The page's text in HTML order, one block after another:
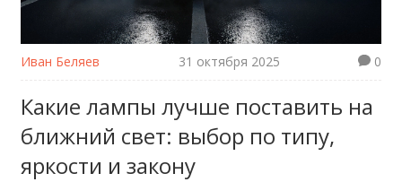
Иван Беляев 31 октября 2025 0
Какие лампы лучше поставить на
ближний свет: выбор по типу,
яркости и закону